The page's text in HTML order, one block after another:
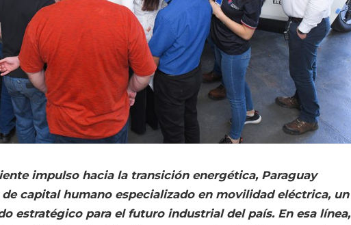
impulso hacia la transición energética, Paraguay
capital humano especializado en movilidad eléctrica, un
estratégico para el futuro industrial del país. En esa línea,